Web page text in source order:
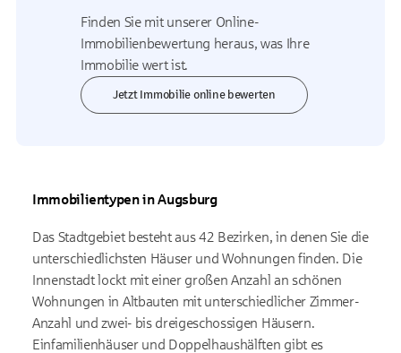
Finden Sie mit unserer Online-
Immobilienbewertung heraus, was Ihre
Immobilie wert ist.
Jetzt Immobilie online bewerten
Immobilientypen in Augsburg
Das Stadtgebiet besteht aus 42 Bezirken, in denen Sie die
unterschiedlichsten Häuser und Wohnungen finden. Die
Innenstadt lockt mit einer großen Anzahl an schönen
Wohnungen in Altbauten mit unterschiedlicher Zimmer-
Anzahl und zwei- bis dreigeschossigen Häusern.
Einfamilienhäuser und Doppelhaushälften gibt es